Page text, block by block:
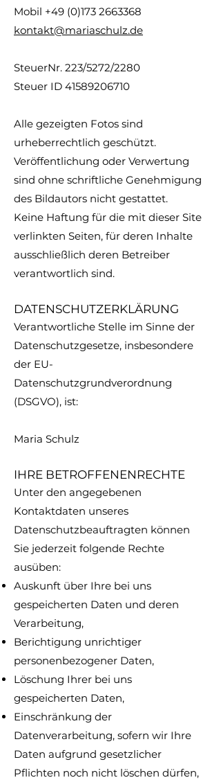
Mobil +49 (0)173 2663368
kontakt@mariaschulz.de
SteuerNr. 223/5272/2280
Steuer ID 41589206710
Alle gezeigten Fotos sind
urheberrechtlich geschützt.
Veröffentlichung oder Verwertung
sind ohne schriftliche Genehmigung
des Bildautors nicht gestattet.
Keine Haftung für die mit dieser Site
verlinkten Seiten, für deren Inhalte
ausschließlich deren Betreiber
verantwortlich sind.
DATENSCHUTZERKLÄRUNG
Verantwortliche Stelle im Sinne der
Datenschutzgesetze, insbesondere
der EU-
Datenschutzgrundverordnung
(DSGVO), ist:
Maria Schulz
IHRE BETROFFENENRECHTE
Unter den angegebenen
Kontaktdaten unseres
Datenschutzbeauftragten können
Sie jederzeit folgende Rechte
ausüben:
Auskunft über Ihre bei uns
gespeicherten Daten und deren
Verarbeitung,
Berichtigung unrichtiger
personenbezogener Daten,
Löschung Ihrer bei uns
gespeicherten Daten,
Einschränkung der
Datenverarbeitung, sofern wir Ihre
Daten aufgrund gesetzlicher
Pflichten noch nicht löschen dürfen,